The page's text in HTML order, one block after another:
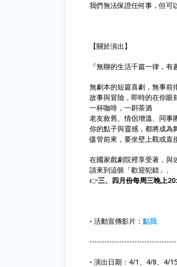
我們無法保證任何事，但可
【關於演出】
『無聊的生活千篇一律，有
無劇本的短篇喜劇，無事前
故事與冒險，即時的在你眼
一杯咖啡，一斟茶酒
老友敘舊、情侶增溫、同事
你的點子與靈感，都將成為
儘管前來，要坐壁上觀或直
在國家戲劇院裡享受著，與
請來到這個「歡迎犯錯」、
👉️三、四月份每周三晚上
◦ 活動宣傳影片： 點我
◦ 演出日期：4/1、4/8、4/